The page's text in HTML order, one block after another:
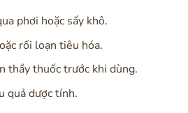
phơi hoặc sấy khô.
rối loạn tiêu hóa.
thầy thuốc trước khi dùng.
quả dược tính.